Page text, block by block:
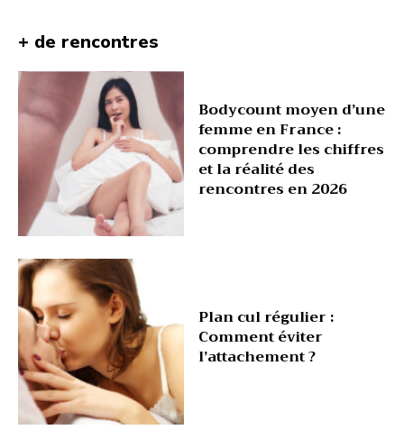
+ de rencontres
Bodycount moyen d’une
femme en France :
comprendre les chiffres
et la réalité des
rencontres en 2026
Plan cul régulier :
Comment éviter
l’attachement ?